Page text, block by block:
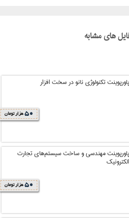
های مشابه
پاورپوینت تکنولوژی نانو در سخت افزار
50 هزار تومان
پاورپوینت مهندسي و ساخت سيستم‌هاي تجارت
الکترونيک
50 هزار تومان